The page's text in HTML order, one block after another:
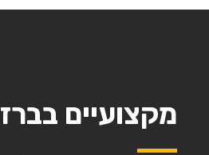
מקצועיים